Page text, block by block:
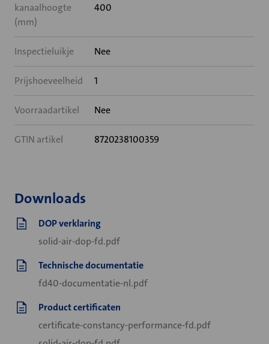
kanaalhoogte
(mm)
400
Inspectieluikje Nee
Prijshoeveelheid 1
Voorraadartikel Nee
GTIN artikel 8720238100359
Downloads
DOP verklaring
solid-air-dop-fd.pdf
Technische documentatie
fd40-documentatie-nl.pdf
Product certificaten
certificate-constancy-performance-fd.pdf